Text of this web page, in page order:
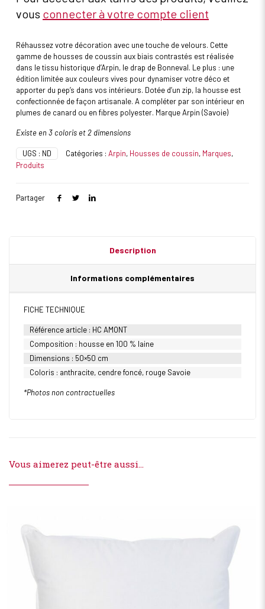
vous connecter à votre compte client
Réhaussez votre décoration avec une touche de velours. Cette
gamme de housses de coussin aux biais contrastés est réalisée
dans le tissu historique d’Arpin, le drap de Bonneval. Le plus : une
édition limitée aux couleurs vives pour dynamiser votre déco et
apporter du pep’s dans vos intérieurs. Dotée d’un zip, la housse est
confectionnée de façon artisanale. A compléter par son intérieur en
plumes de canard ou en fibres polyester. Marque Arpin (Savoie)
Existe en 3 coloris et 2 dimensions
UGS : ND Catégories : Arpin, Housses de coussin, Marques,
Produits
Partager
Description
Informations complémentaires
FICHE TECHNIQUE
Référence article : HC AMONT
Composition : housse en 100 % laine
Dimensions : 50×50 cm
Coloris : anthracite, cendre foncé, rouge Savoie
*Photos non contractuelles
Vous aimerez peut-être aussi…